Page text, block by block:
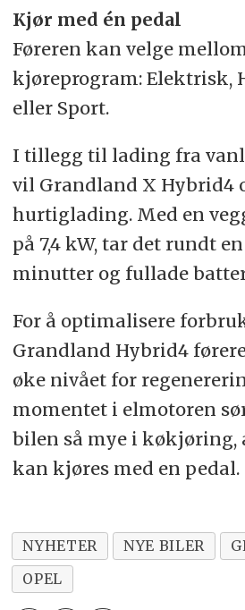
Kjør med én pedal
Føreren kan velge
kjøreprogram: Elektrisk,
eller Sport.
I tillegg til lading fra
vil Grandland X Hybrid4
hurtiglading. Med en
på 7,4 kW, tar det rundt
minutter og fullade
For å optimalisere
Grandland Hybrid4
øke nivået for
momentet i elmotoren
bilen så mye i køkjøring,
kan kjøres med en pedal.
NYHETER NYE BILER
OPEL